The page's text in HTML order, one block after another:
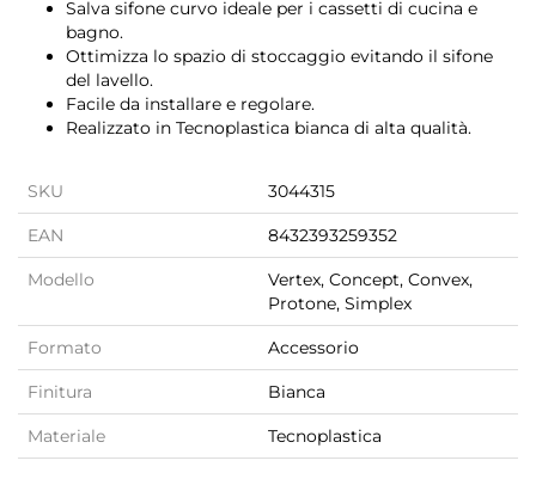
Salva sifone curvo ideale per i cassetti di cucina e
bagno.
Ottimizza lo spazio di stoccaggio evitando il sifone
del lavello.
Facile da installare e regolare.
Realizzato in Tecnoplastica bianca di alta qualità.
SKU 3044315
EAN 8432393259352
Modello
Vertex, Concept, Convex,
Protone, Simplex
Formato Accessorio
Finitura Bianca
Materiale Tecnoplastica